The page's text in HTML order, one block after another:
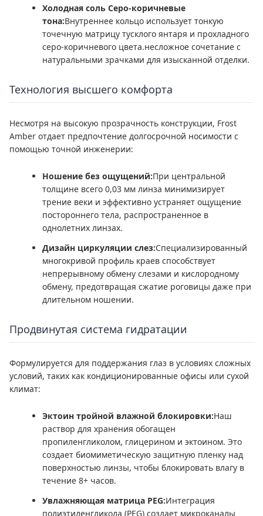
Холодная соль Серо-коричневые
тона:Внутреннее кольцо использует тонкую
точечную матрицу тусклого янтаря и прохладного
серо-коричневого цвета.несложное сочетание с
натуральными зрачками для изысканной отделки.
Технология высшего комфорта
Несмотря на высокую прозрачность конструкции, Frost
Amber отдает предпочтение долгосрочной носимости с
помощью точной инженерии:
Ношение без ощущений:При центральной
толщине всего 0,03 мм линза минимизирует
трение веки и эффективно устраняет ощущение
постороннего тела, распространенное в
однолетних линзах.
Дизайн циркуляции слез:Специализированный
многокривой профиль краев способствует
непрерывному обмену слезами и кислородному
обмену, предотвращая сжатие роговицы даже при
длительном ношении.
Продвинутая система гидратации
Формулируется для поддержания глаз в условиях сложных
условий, таких как кондиционированные офисы или сухой
климат:
Эктоин тройной влажной блокировки:Наш
раствор для хранения обогащен
пропиленгликолом, глицерином и эктоином. Это
создает биомиметическую защитную пленку над
поверхностью линзы, чтобы блокировать влагу в
течение 8+ часов.
Увлажняющая матрица PEG:Интеграция
полиэтиленгликола (PEG) создает микроканалы